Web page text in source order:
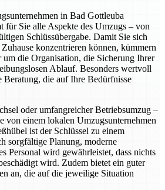
in Bad Gottleuba
für Sie alle Aspekte des Umzugs – von
Schlüssübergabe. Damit Sie sich
konzentrieren können, kümmern
um die Organisation, die Sicherung Ihrer
Ablauf. Besonders wertvoll
die auf Ihre Bedürfnisse
oder umfangreicher Betriebsumzug –
von einem lokalen Umzugsunternehmen
ist der Schlüssel zu einem
sorgfältige Planung, moderne
Personal wird gewährleistet, dass nichts
wird. Zudem bietet ein guter
an, die auf die jeweilige Situation